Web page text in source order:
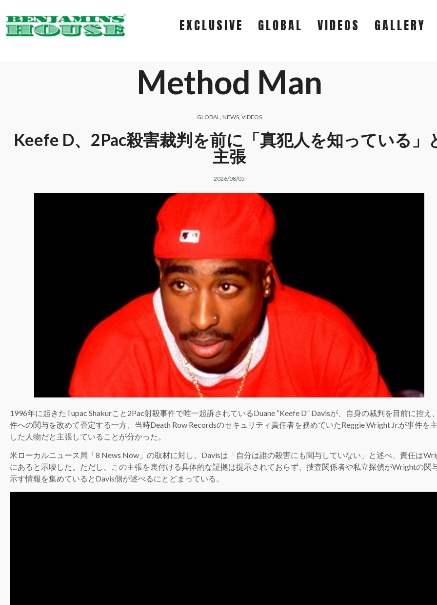
EXCLUSIVE GLOBAL VIDEOS GALLERY
EXCLUSIVE
VIDEOS
Method Man
GLOBAL, NEWS, VIDEOS
Keefe D、2Pac殺害裁判を前に「真犯人を知っている」
主張
2026/08/05
1996年に起きたTupac Shakurこと2Pac射殺事件で唯一起訴されているDuane “Keefe D” Davisが、自身の裁判を目前に控え
件への関与を改めて否定する一方、当時Death Row Recordsのセキュリティ責任者を務めていたReggie Wright Jr.が事件を
した人物だと主張していることが分かった。
米ローカルニュース局「8 News Now」の取材に対し、Davisは「自分は誰の殺害にも関与していない」と述べ、責任は
にあると示唆した。ただし、この主張を裏付ける具体的な証拠は提示されておらず、捜査関係者や私立探偵がWrightの関
示す情報を集めているとDavis側が述べるにとどまっている。